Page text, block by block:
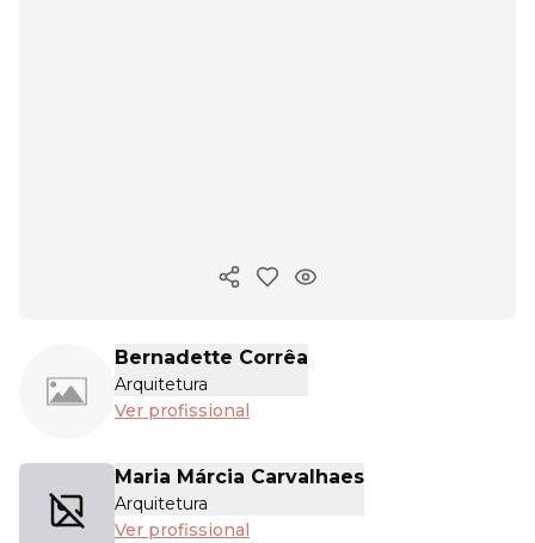
Copiar link
Bernadette Corrêa
Arquitetura
Ver profissional
Maria Márcia Carvalhaes
Arquitetura
Ver profissional